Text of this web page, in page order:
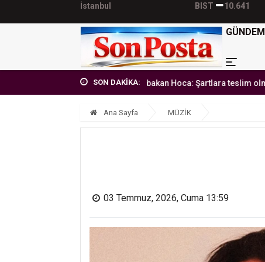
İstanbul BIST 10.641
GÜNDEM
SON DAKİKA:
'Erbakan Hoca: Şartlara teslim olmayan lider'
Ana Sayfa MÜZİK
03 Temmuz, 2026, Cuma 13:59